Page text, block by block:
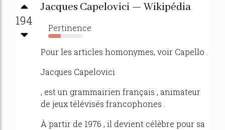
194
Jacques Capelovici — Wikipédia
Pertinence
36%
Pour les articles homonymes, voir Capello .
Jacques Capelovici
, est un grammairien français , animateur
de jeux télévisés francophones .
À partir de 1976 , il devient célèbre pour sa